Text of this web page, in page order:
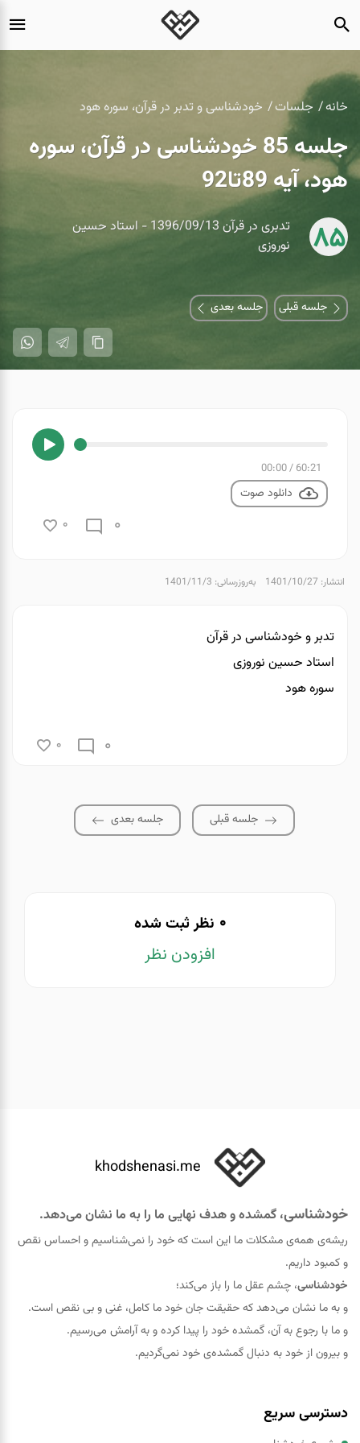
خانه جلسات خودشناسی و تدبر در قرآن، سوره هود
جلسه 85 خودشناسی در قرآن، سوره
هود، آیه 89تا92
85
تدبری در قرآن 1396/09/13 - استاد حسین
نوروزی
جلسه قبلی جلسه بعدی
60:21
/
00:00
دانلود صوت
0
0
انتشار: 1401/10/27 به‌روزرسانی: 1401/11/3
تدبر و خودشناسی در قرآن
استاد حسین نوروزی
سوره هود
0
0
جلسه قبلی جلسه بعدی
0 نظر ثبت شده
افزودن نظر
khodshenasi.me
خودشناسی، گمشده و هدف نهایی ما را به ما نشان می‌دهد.
ریشه‌ی همه‌ی مشکلات ما این است که خود را نمی‌شناسیم و احساس نقص
و کمبود داریم.
خودشناسی، چشم عقل ما را باز می‌کند؛
و به ما نشان می‌دهد که حقيقت جان خود ما کامل، غنی و بی نقص است.
و ما با رجوع به آن، گمشده خود را پيدا کرده و به آرامش می‌رسیم.
و بیرون از خود به دنبال گمشده‌ی خود نمی‌گردیم.
دسترسی سریع